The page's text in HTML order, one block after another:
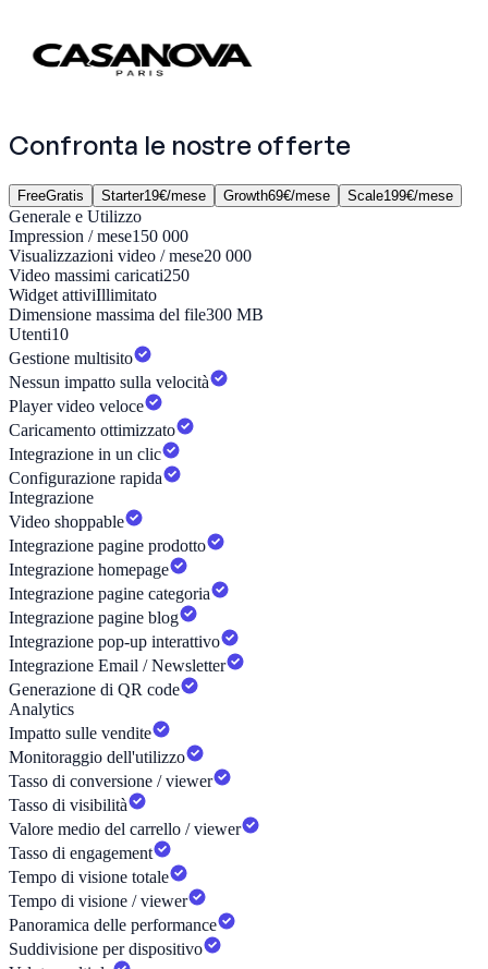
Confronta le nostre offerte
FreeGratis Starter19€/mese Growth69€/mese Scale199€/mese
Generale e Utilizzo
Impression / mese150 000
Visualizzazioni video / mese20 000
Video massimi caricati250
Widget attiviIllimitato
Dimensione massima del file300 MB
Utenti10
Gestione multisito
Nessun impatto sulla velocità
Player video veloce
Caricamento ottimizzato
Integrazione in un clic
Configurazione rapida
Integrazione
Video shoppable
Integrazione pagine prodotto
Integrazione homepage
Integrazione pagine categoria
Integrazione pagine blog
Integrazione pop-up interattivo
Integrazione Email / Newsletter
Generazione di QR code
Analytics
Impatto sulle vendite
Monitoraggio dell'utilizzo
Tasso di conversione / viewer
Tasso di visibilità
Valore medio del carrello / viewer
Tasso di engagement
Tempo di visione totale
Tempo di visione / viewer
Panoramica delle performance
Suddivisione per dispositivo